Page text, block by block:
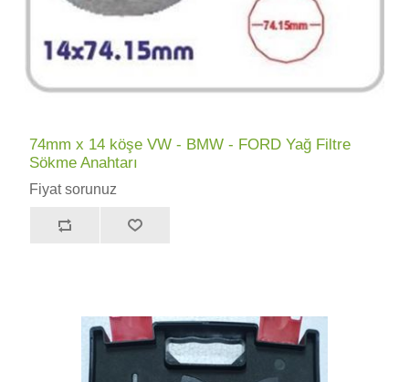
74mm x 14 köşe VW - BMW - FORD Yağ Filtre
Sökme Anahtarı
Fiyat sorunuz